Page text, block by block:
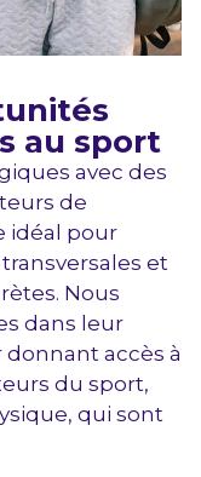
au sport
avec des
de
idéal pour
et
Nous
dans leur
accès à
du sport,
qui sont